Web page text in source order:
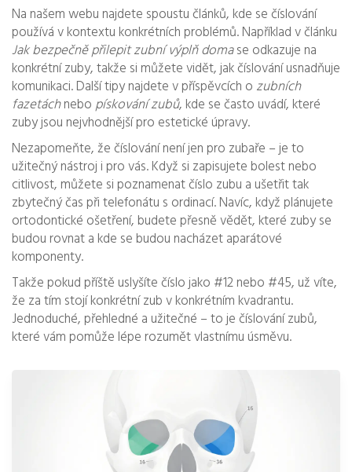
Na našem webu najdete spoustu článků, kde se číslování
používá v kontextu konkrétních problémů. Například v článku
Jak bezpečně přilepit zubní výplň domase odkazuje na
konkrétní zuby, takže si můžete vidět, jak číslování usnadňuje
komunikaci. Další tipy najdete v příspěvcích o zubních
fazetáchnebopískování zubů, kde se často uvádí, které
zuby jsou nejvhodnější pro estetické úpravy.
Nezapomeňte, že číslování není jen pro zubaře – je to
užitečný nástroj i pro vás. Když si zapisujete bolest nebo
citlivost, můžete si poznamenat číslo zubu a ušetřit tak
zbytečný čas při telefonátu s ordinací. Navíc, když plánujete
ortodontické ošetření, budete přesně vědět, které zuby se
budou rovnat a kde se budou nacházet aparátové
komponenty.
Takže pokud příště uslyšíte číslo jako #12 nebo #45, už víte,
že za tím stojí konkrétní zub v konkrétním kvadrantu.
Jednoduché, přehledné a užitečné – to je číslování zubů,
které vám pomůže lépe rozumět vlastnímu úsměvu.